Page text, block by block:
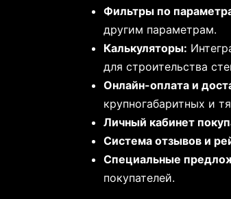
Фильтры по
другим параметрам.
Калькуляторы:
для строительства
Онлайн-оплата и
крупногабаритных и
Личный кабинет
Система отзывов и
Специальные
покупателей.